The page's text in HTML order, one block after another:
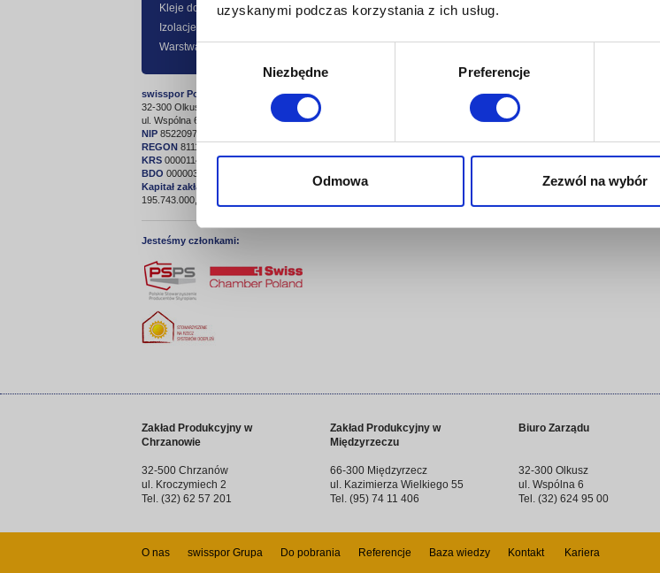
uzyskanymi podczas korzystania z ich usług.
Wybór
zgody
Niezbędne Preferencje
Odmowa Zezwól na wybór
Kleje do termoizolacji
Izolacje przeciwwilgociowe
Warstwa ochronno - dekoracyjna
swisspor Polska sp. z o.o.
32-300 Olkusz
ul. Wspólna 6
NIP 8522097221
REGON 811145245
KRS 0000114321
BDO 000003656
Kapitał zakładowy
195.743.000,00 zł
Jesteśmy członkami:
Zakład Produkcyjny w
Chrzanowie
32-500 Chrzanów
ul. Kroczymiech 2
Tel. (32) 62 57 201
Zakład Produkcyjny w
Międzyrzeczu
66-300 Międzyrzecz
ul. Kazimierza Wielkiego 55
Tel. (95) 74 11 406
Biuro Zarządu
32-300 Olkusz
ul. Wspólna 6
Tel. (32) 624 95 00
O nas swisspor Grupa Do pobrania Referencje Baza wiedzy Kontakt Kariera